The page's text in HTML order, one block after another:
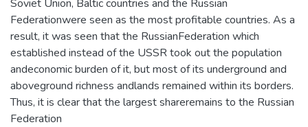
Soviet Union, Baltic countries and the Russian
Federationwere seen as the most profitable countries. As a
result, it was seen that the RussianFederation which
established instead of the USSR took out the population
andeconomic burden of it, but most of its underground and
aboveground richness andlands remained within its borders.
Thus, it is clear that the largest shareremains to the Russian
Federation